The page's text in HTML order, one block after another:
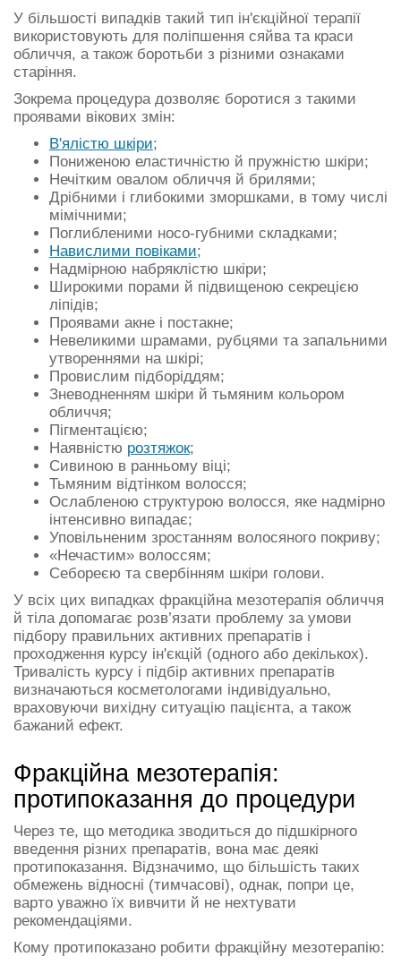
У більшості випадків такий тип ін'єкційної терапії
використовують для поліпшення сяйва та краси
обличчя, а також боротьби з різними ознаками
старіння.
Зокрема процедура дозволяє боротися з такими
проявами вікових змін:
В'ялістю шкіри;
Пониженою еластичністю й пружністю шкіри;
Нечітким овалом обличчя й брилями;
Дрібними і глибокими зморшками, в тому числі
мімічними;
Поглибленими носо-губними складками;
Навислими повіками;
Надмірною набряклістю шкіри;
Широкими порами й підвищеною секрецією
ліпідів;
Проявами акне і постакне;
Невеликими шрамами, рубцями та запальними
утвореннями на шкірі;
Провислим підборіддям;
Зневодненням шкіри й тьмяним кольором
обличчя;
Пігментацією;
Наявністю розтяжок;
Сивиною в ранньому віці;
Тьмяним відтінком волосся;
Ослабленою структурою волосся, яке надмірно
інтенсивно випадає;
Уповільненим зростанням волосяного покриву;
«Нечастим» волоссям;
Себореєю та свербінням шкіри голови.
У всіх цих випадках фракційна мезотерапія обличчя
й тіла допомагає розв’язати проблему за умови
підбору правильних активних препаратів і
проходження курсу ін'єкцій (одного або декількох).
Тривалість курсу і підбір активних препаратів
визначаються косметологами індивідуально,
враховуючи вихідну ситуацію пацієнта, а також
бажаний ефект.
Фракційна мезотерапія:
протипоказання до процедури
Через те, що методика зводиться до підшкірного
введення різних препаратів, вона має деякі
протипоказання. Відзначимо, що більшість таких
обмежень відносні (тимчасові), однак, попри це,
варто уважно їх вивчити й не нехтувати
рекомендаціями.
Кому протипоказано робити фракційну мезотерапію: